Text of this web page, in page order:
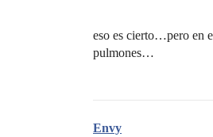
eso es cierto…pero en
pulmones…
Envy